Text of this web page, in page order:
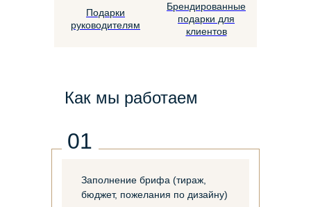
Подарки
руководителям
Брендированные
подарки для
клиентов
Заполнение брифа (тираж,
бюджет, пожелания по дизайну)
01
Как мы работаем